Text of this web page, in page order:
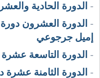
- الدورة الحادية
- الدورة العشرون
إميل جرجوعي
- الدورة التاسعة
- الدورة الثامنة